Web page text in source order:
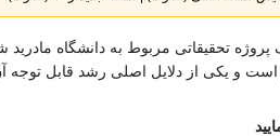
و یکی از دلایل اصلی رشد قابل توجه